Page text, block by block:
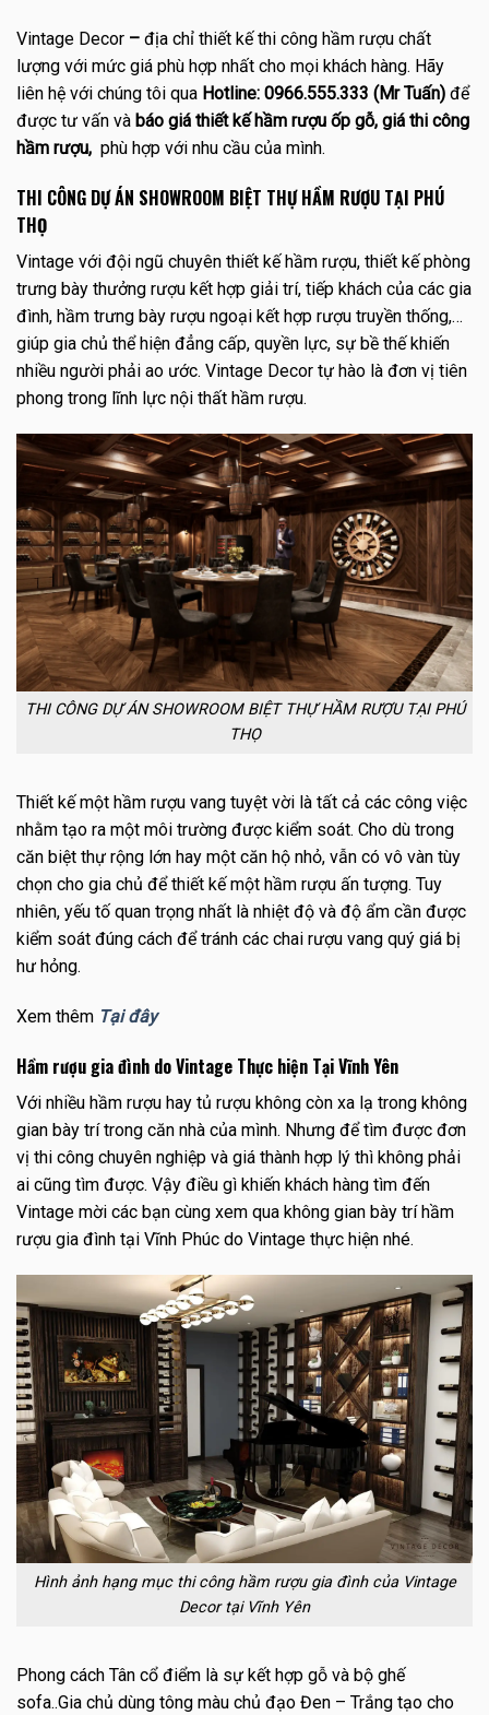
Vintage Decor – địa chỉ thiết kế thi công hầm rượu chất
lượng với mức giá phù hợp nhất cho mọi khách hàng. Hãy
liên hệ với chúng tôi qua Hotline: 0966.555.333 (Mr Tuấn) để
được tư vấn và báo giá thiết kế hầm rượu ốp gỗ, giá thi công
hầm rượu, phù hợp với nhu cầu của mình.
THI CÔNG DỰ ÁN SHOWROOM BIỆT THỰ HẦM RƯỢU TẠI PHÚ
THỌ
Vintage với đội ngũ chuyên thiết kế hầm rượu, thiết kế phòng
trưng bày thưởng rượu kết hợp giải trí, tiếp khách của các gia
đình, hầm trưng bày rượu ngoại kết hợp rượu truyền thống,…
giúp gia chủ thể hiện đẳng cấp, quyền lực, sự bề thế khiến
nhiều người phải ao ước. Vintage Decor tự hào là đơn vị tiên
phong trong lĩnh lực nội thất hầm rượu.
THI CÔNG DỰ ÁN SHOWROOM BIỆT THỰ HẦM RƯỢU TẠI PHÚ
THỌ
Thiết kế một hầm rượu vang tuyệt vời là tất cả các công việc
nhằm tạo ra một môi trường được kiểm soát. Cho dù trong
căn biệt thự rộng lớn hay một căn hộ nhỏ, vẫn có vô vàn tùy
chọn cho gia chủ để thiết kế một hầm rượu ấn tượng. Tuy
nhiên, yếu tố quan trọng nhất là nhiệt độ và độ ẩm cần được
kiểm soát đúng cách để tránh các chai rượu vang quý giá bị
hư hỏng.
Xem thêm Tại đây
Hầm rượu gia đình do Vintage Thực hiện Tại Vĩnh Yên
Với nhiều hầm rượu hay tủ rượu không còn xa lạ trong không
gian bày trí trong căn nhà của mình. Nhưng để tìm được đơn
vị thi công chuyên nghiệp và giá thành hợp lý thì không phải
ai cũng tìm được. Vậy điều gì khiến khách hàng tìm đến
Vintage mời các bạn cùng xem qua không gian bày trí hầm
rượu gia đình tại Vĩnh Phúc do Vintage thực hiện nhé.
Hình ảnh hạng mục thi công hầm rượu gia đình của Vintage
Decor tại Vĩnh Yên
Phong cách Tân cổ điểm là sự kết hợp gỗ và bộ ghế
sofa..Gia chủ dùng tông màu chủ đạo Đen – Trắng tạo cho